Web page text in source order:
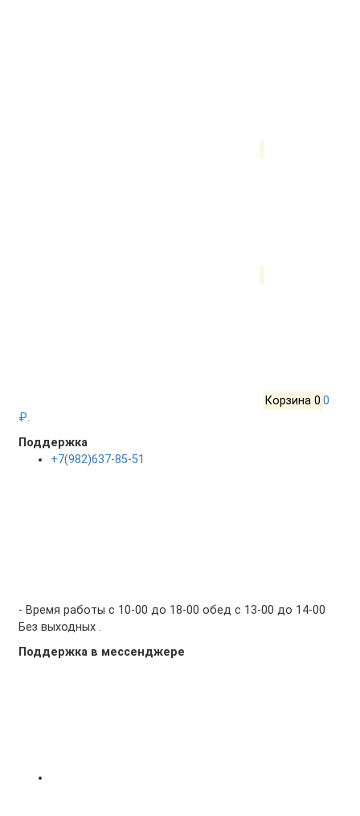
Корзина 0 0
₽.
Поддержка
+7(982)637-85-51
- Время работы с 10-00 до 18-00 обед с 13-00 до 14-00
Без выходных .
Поддержка в мессенджере